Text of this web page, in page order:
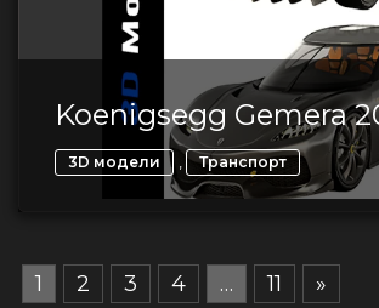
Koenigsegg Gemera
3D модели , Транспорт
1 2 3 4 … 11 »